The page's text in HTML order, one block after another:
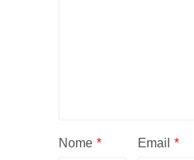
Nome * Email *